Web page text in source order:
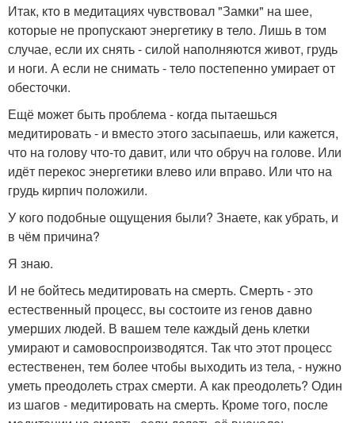
Итак, кто в медитациях чувствовал "Замки" на шее,
которые не пропускают энергетику в тело. Лишь в том
случае, если их снять - силой наполняются живот, грудь
и ноги. А если не снимать - тело постепенно умирает от
обесточки.
Ещё может быть проблема - когда пытаешься
медитировать - и вместо этого засыпаешь, или кажется,
что на голову что-то давит, или что обруч на голове. Или
идёт перекос энергетики влево или вправо. Или что на
грудь кирпич положили.
У кого подобные ощущения были? Знаете, как убрать, и
в чём причина?
Я знаю.
И не бойтесь медитировать на смерть. Смерть - это
естественный процесс, вы состоите из генов давно
умерших людей. В вашем теле каждый день клетки
умирают и самовоспроизводятся. Так что этот процесс
естественен, тем более чтобы выходить из тела, - нужно
уметь преодолеть страх смерти. А как преодолеть? Один
из шагов - медитировать на смерть. Кроме того, после